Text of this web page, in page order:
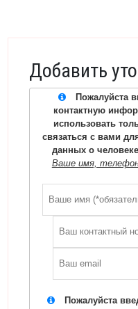
Добавить
Пожалуйста
контактную
использовать
связаться с вами
данных о
Ваше имя,
Пожалуйста